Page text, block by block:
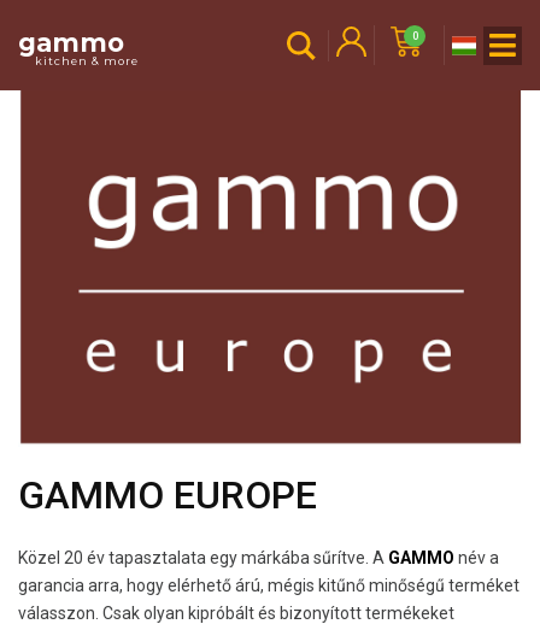
gammo
kitchen & more
0
GAMMO EUROPE
Közel 20 év tapasztalata egy márkába sűrítve. A GAMMO név a
garancia arra, hogy elérhető árú, mégis kitűnő minőségű terméket
válasszon. Csak olyan kipróbált és bizonyított termékeket